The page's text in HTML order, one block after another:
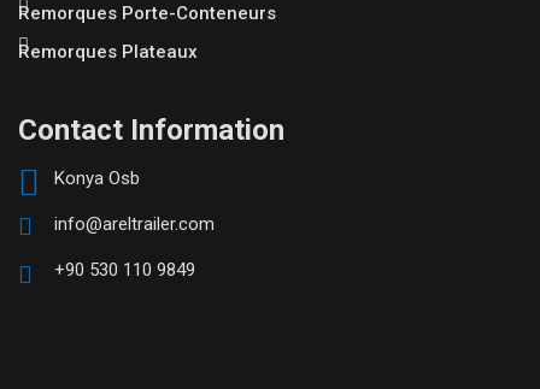
Remorques Porte-Conteneurs
Remorques Plateaux
Contact Information
Konya Osb
info@areltrailer.com
+90 530 110 9849